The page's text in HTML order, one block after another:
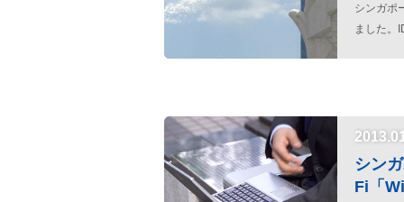
シンガポ
ました。
シン
Fi「